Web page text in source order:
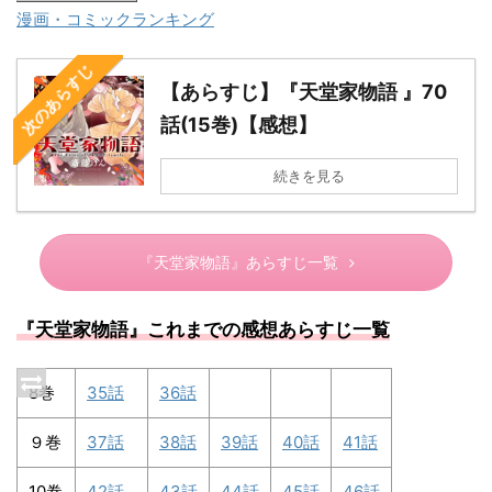
漫画・コミックランキング
次のあらすじ
【あらすじ】『天堂家物語 』70
話(15巻)【感想】
続きを見る
『天堂家物語』あらすじ一覧
『天堂家物語』これまでの感想あらすじ一覧
8巻 35話 36話
９巻 37話 38話 39話 40話 41話